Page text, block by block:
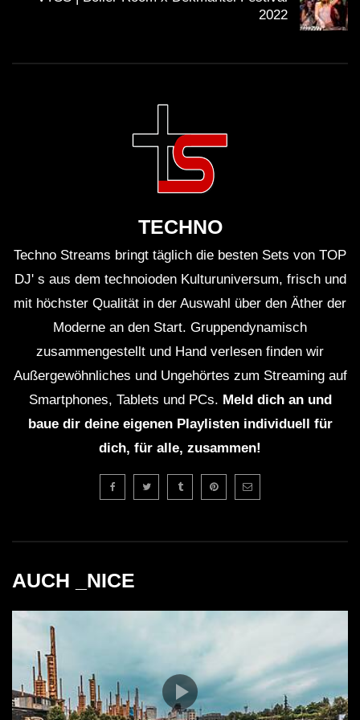
Publikum herzustellen und die Stimmung im Raum zu
Wird es in Zukunft weitere Events mit
DJ-Sets zu präsentieren. Seine wachsende
Fangemeinde und die positive Resonanz auf seine
inspirierende Projekte umzusetzen. Fans dürfen sich
also auf weitere musikalische Highlights freuen.
Faktisches
Adrenaline ist der Künstlername des deutschen
DJs Max Müller.
Das DJ-Set “Cloudy” wurde am 29. Oktober 2024
beim HÖR-Event präsentiert.
Adrenaline ist bekannt für seine einzigartige
Die Musik von Adrenaline begeistert ein breites
Publikum und trägt zur Vielfalt in der elektronischen
Musikszene bei.
Adrenaline versteht es, die Energie im Raum
2022
TECHNO
Techno Streams bringt täglich die besten Sets von TOP
DJ' s aus dem technoioden Kulturuniversum, frisch und
mit höchster Qualität in der Auswahl über den Äther der
Moderne an den Start. Gruppendynamisch
zusammengestellt und Hand verlesen finden wir
Außergewöhnliches und Ungehörtes zum Streaming auf
Smartphones, Tablets und PCs. Meld dich an und
baue dir deine eigenen Playlisten individuell für
dich, für alle, zusammen!
AUCH _NICE